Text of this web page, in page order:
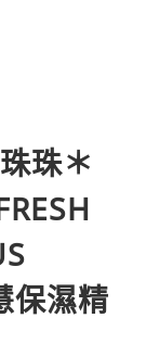
珠＊
保濕精